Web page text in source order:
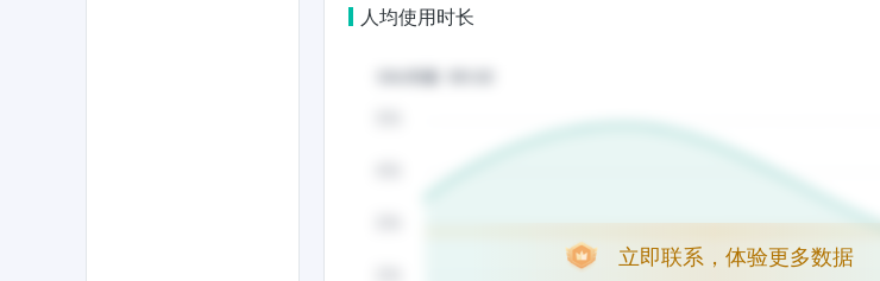
人均使用时长
立即联系，体验更多数据